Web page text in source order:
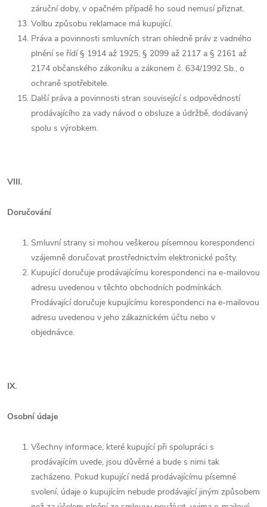
záruční doby, v opačném případě ho soud nemusí přiznat.
Volbu způsobu reklamace má kupující.
Práva a povinnosti smluvních stran ohledně práv z vadného
plnění se řídí § 1914 až 1925, § 2099 až 2117 a § 2161 až
2174 občanského zákoníku a zákonem č. 634/1992 Sb., o
ochraně spotřebitele.
Další práva a povinnosti stran související s odpovědností
prodávajícího za vady návod o obsluze a údržbě, dodávaný
spolu s výrobkem.
VIII.
Doručování
Smluvní strany si mohou veškerou písemnou korespondenci
vzájemně doručovat prostřednictvím elektronické pošty.
Kupující doručuje prodávajícímu korespondenci na e-mailovou
adresu uvedenou v těchto obchodních podmínkách.
Prodávající doručuje kupujícímu korespondenci na e-mailovou
adresu uvedenou v jeho zákaznickém účtu nebo v
objednávce.
IX.
Osobní údaje
Všechny informace, které kupující při spolupráci s
prodávajícím uvede, jsou důvěrné a bude s nimi tak
zacházeno. Pokud kupující nedá prodávajícímu písemné
svolení, údaje o kupujícím nebude prodávající jiným způsobem